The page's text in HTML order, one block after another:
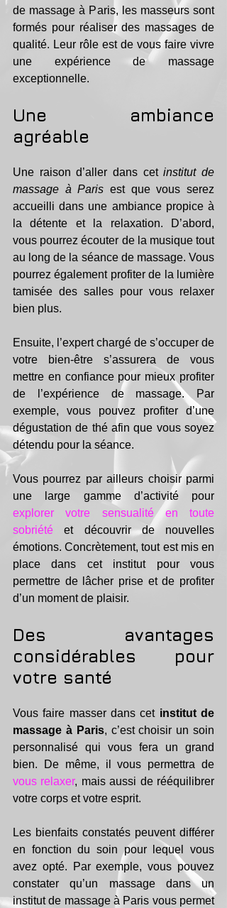
de massage à Paris, les masseurs sont
formés pour réaliser des massages de
qualité. Leur rôle est de vous faire vivre
une expérience de massage
exceptionnelle.
Une ambiance
agréable
Une raison d’aller dans cet institut de
massage à Paris est que vous serez
accueilli dans une ambiance propice à
la détente et la relaxation. D’abord,
vous pourrez écouter de la musique tout
au long de la séance de massage. Vous
pourrez également profiter de la lumière
tamisée des salles pour vous relaxer
bien plus.
Ensuite, l’expert chargé de s’occuper de
votre bien-être s’assurera de vous
mettre en confiance pour mieux profiter
de l’expérience de massage. Par
exemple, vous pouvez profiter d’une
dégustation de thé afin que vous soyez
détendu pour la séance.
Vous pourrez par ailleurs choisir parmi
explorer votre sensualité en toute
sobriété et découvrir de nouvelles
émotions. Concrètement, tout est mis en
place dans cet institut pour vous
permettre de lâcher prise et de profiter
d’un moment de plaisir.
Des avantages
considérables pour
votre santé
Vous faire masser dans cet institut de
massage à Paris, c’est choisir un soin
personnalisé qui vous fera un grand
vous relaxer, mais aussi de rééquilibrer
votre corps et votre esprit.
Les bienfaits constatés peuvent différer
en fonction du soin pour lequel vous
avez opté. Par exemple, vous pouvez
constater qu’un massage dans un
institut de massage à Paris vous permet